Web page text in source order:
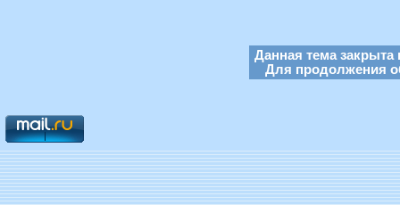
Данная тема закрыта
Для продолжения